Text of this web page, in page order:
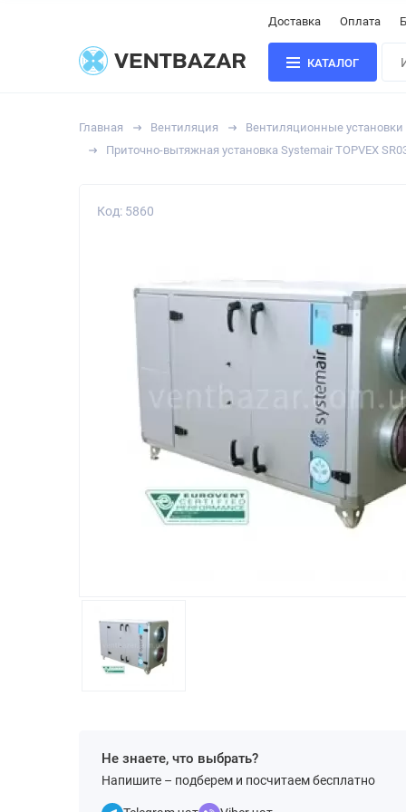
Доставка Оплата
КАТАЛОГ
Главная Вентиляция Вентиляционные установки
Приточно-вытяжная установка Systemair TOPVEX
Код: 5860
Не знаете, что выбрать?
Напишите – подберем и посчитаем бесплатно